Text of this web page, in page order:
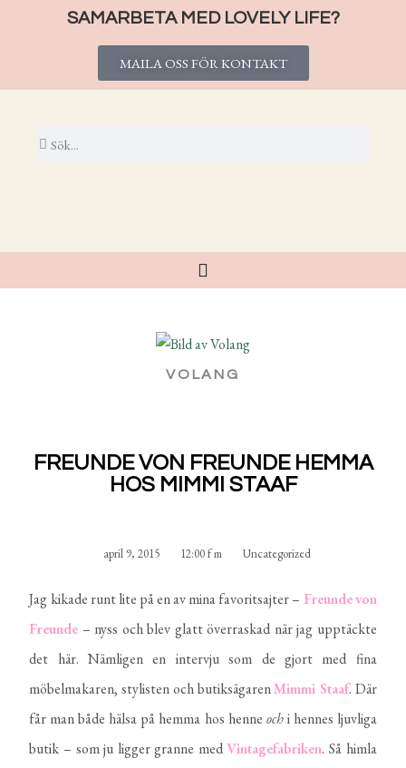
SAMARBETA MED LOVELY LIFE?
MAILA OSS FÖR KONTAKT
VOLANG
FREUNDE VON FREUNDE HEMMA
HOS MIMMI STAAF
april 9, 2015 12:00 f m Uncategorized
Jag kikade runt lite på en av mina favoritsajter – Freundevon
Freunde – nyss och blev glatt överraskad när jag upptäckte
det här. Nämligen en intervju som de gjort med fina
möbelmakaren, stylisten och butiksägarenMimmi Staaf. Där
får man både hälsa på hemma hos henne ochi hennes ljuvliga
butik – som ju ligger granne medVintagefabriken. Så himla